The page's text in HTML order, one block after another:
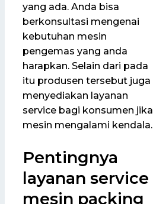
yang ada. Anda bisa
berkonsultasi mengenai
kebutuhan mesin
pengemas yang anda
harapkan. Selain dari pada
itu produsen tersebut juga
menyediakan layanan
service bagi konsumen jika
mesin mengalami kendala.
Pentingnya
layanan service
mesin packing